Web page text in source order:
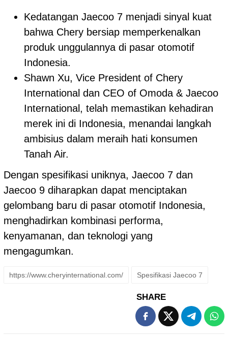
Kedatangan Jaecoo 7 menjadi sinyal kuat
bahwa Chery bersiap memperkenalkan
produk unggulannya di pasar otomotif
Indonesia.
Shawn Xu, Vice President of Chery
International dan CEO of Omoda & Jaecoo
International, telah memastikan kehadiran
merek ini di Indonesia, menandai langkah
ambisius dalam meraih hati konsumen
Tanah Air.
Dengan spesifikasi uniknya, Jaecoo 7 dan
Jaecoo 9 diharapkan dapat menciptakan
gelombang baru di pasar otomotif Indonesia,
menghadirkan kombinasi performa,
kenyamanan, dan teknologi yang
mengagumkan.
https://www.cheryinternational.com/ Spesifikasi Jaecoo 7
SHARE